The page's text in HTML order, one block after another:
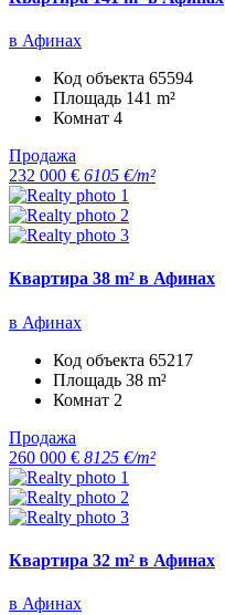
в Афинах
Код объекта 65594
Площадь 141 m²
Комнат 4
Продажа
232 000 € 6105 €/m²
Квартира 38 m² в Афинах
в Афинах
Код объекта 65217
Площадь 38 m²
Комнат 2
Продажа
260 000 € 8125 €/m²
Квартира 32 m² в Афинах
в Афинах